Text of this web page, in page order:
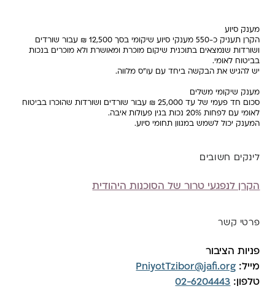
מענק סיוע
הקרן תעניק כ-550 מענקי סיוע שיקומי בסך 12,500 ₪ עבור שורדים
ושורדות שנמצאים בתוכנית שיקום מוכרת ומאושרת ולא מוכרים בנכות
בביטוח לאומי.
יש להגיש את הבקשה ביחד עם עו"ס מלווה.
מענק שיקומי משלים
סכום חד פעמי של עד 25,000 ₪ עבור שורדים ושורדות שהוכרו בביטוח
לאומי עם לפחות 20% נכות בגין פעולות איבה.
המענק יכול לשמש במגוון תחומי סיוע.
לינקים חשובים
הקרן לנפגעי טרור של הסוכנות היהודית
פרטי קשר
פניות הציבור
מייל: PniyotTzibor@jafi.org
טלפון: 02-6204443